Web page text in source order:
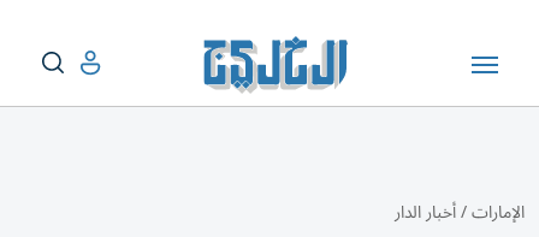
الإمارات/أخبار الدار